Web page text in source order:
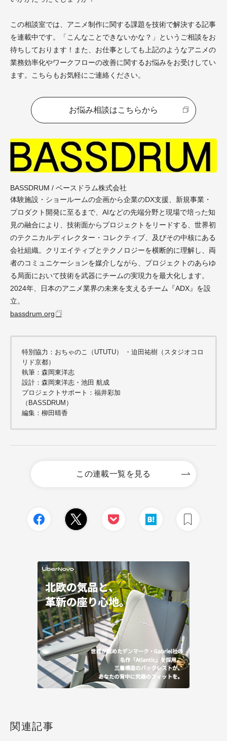
この相談室では、アニメ制作に関する課題を技術で解決する記事
を連載中です。「こんなことできないかな？」というご相談をお
待ちしております！また、お仕事としても上記のようなアニメの
業務効率化やワークフローの改善に関するお悩みをお受けしてい
ます。こちらもお気軽にご連絡ください。
お悩み相談はこちらから
BASSDRUM / ベースドラム株式会社
体験施設・ショールームの企画から企業のDX支援、新規事業・
プロダクト開発に至るまで、AIなどの先端分野と現場で培った知
見の融合により、技術面からプロジェクトをリードする、世界初
のテクニカルディレクター・コレクティブ、及びその中核にある
会社組織。クリエイティブとテクノロジーを横断的に理解し、両
者のコミュニケーションを媒介しながら、プロジェクトのあらゆ
る局面において技術を武器にチームの実現力を最大化します。
2024年、日本のアニメ業界の未来を支えるチーム『ADX』を設
立。
bassdrum.org
特別協力：おちゃのこ（UTUTU） ・ 迫田祐樹（スタジオコロ
リド京都）
執筆：森岡東洋志
設計：森岡東洋志・池田 航成
プロジェクトサポート：福井彩加
（BASSDRUM）
編集：柳田晴香
この連載一覧を見る
関連記事